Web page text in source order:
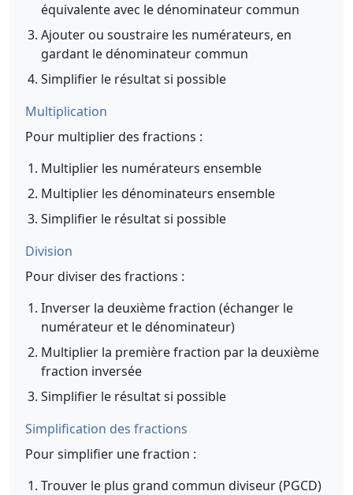
équivalente avec le dénominateur commun
Ajouter ou soustraire les numérateurs, en
gardant le dénominateur commun
Simplifier le résultat si possible
Multiplication
Pour multiplier des fractions :
Multiplier les numérateurs ensemble
Multiplier les dénominateurs ensemble
Simplifier le résultat si possible
Division
Pour diviser des fractions :
Inverser la deuxième fraction (échanger le
numérateur et le dénominateur)
Multiplier la première fraction par la deuxième
fraction inversée
Simplifier le résultat si possible
Simplification des fractions
Pour simplifier une fraction :
Trouver le plus grand commun diviseur (PGCD)